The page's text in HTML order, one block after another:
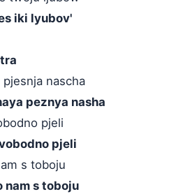
iki lyubov'
nascha
peznya nasha
pjeli
pjeli
s toboju
nam s toboju